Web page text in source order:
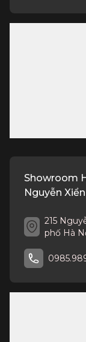
Showroom
Nguyễn Xiển
215
phố Hà